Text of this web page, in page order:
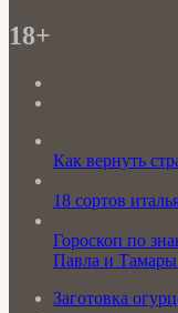
18+
Как вернуть
18 сортов
Гороскоп по
Павла и
Заготовка